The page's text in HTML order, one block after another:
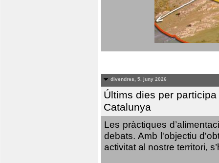
divendres, 5. juny 2026
Últims dies per
Catalunya
Les pràctiques
debats. Amb l'objectiu
activitat al nostre territori,